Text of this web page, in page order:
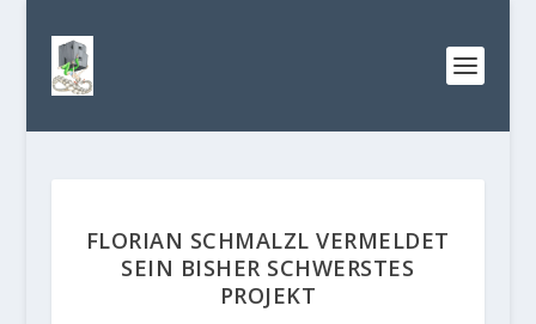
FLORIAN SCHMALZL VERMELDET
SEIN BISHER SCHWERSTES
PROJEKT